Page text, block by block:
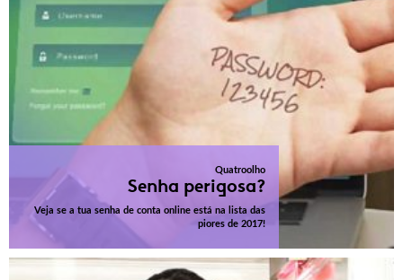
Quatroolho
Senha perigosa?
Veja se a tua senha de conta online está na lista das
piores de 2017!